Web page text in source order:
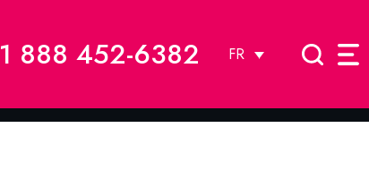
1 888 452-6382 FR